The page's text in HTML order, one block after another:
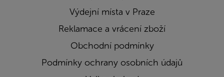
Výdejní místa v Praze
Reklamace a vrácení zboží
Obchodní podmínky
Podmínky ochrany osobních údajů